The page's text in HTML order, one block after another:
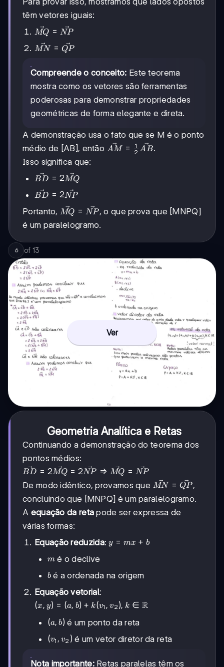
têm vetores iguais:
\vec{MQ}
\vec{NP}
MQ = NP
\vec{MN}
\vec{QP}
MN = QP
Compreende o conceito: Este teorema
mostra como os vetores são ferramentas
poderosas para demonstrar propriedades
geométricas de forma elegante e direta.
A demonstração usa o fato que se M é o ponto
médio de [AB], então \vec{AM} =
AM = 2
1 AB.
Isso significa que:
\vec{BD}
=
2\vec{MQ}
BD = 2MQ
\vec{BD}
2\vec{NP}
BD = 2NP
Portanto, \vec{MQ}
=
\vec{NP}
MQ = NP , o que prova que [MNPQ]
é um paralelogramo.
6 of 13
Ver
Geometria Analítica e Retas
Continuando a demonstração do teorema dos
pontos médios:
\vec{BD} =
2\vec{MQ}
=
2\vec{NP}
\Rightarrow
\vec{MQ}
= \vec{NP}
BD = 2MQ = 2NP ⇒ MQ = NP
De modo idêntico, provamos que \vec{MN}
=
\vec{QP}
MN = QP ,
concluindo que [MNPQ] é um paralelogramo.
A equação da reta pode ser expressa de
várias formas:
Equação reduzida:y
+
y = mx + b
m
mé o declive
b
bé a ordenada na origem
Equação vetorial:
(x,y) =
k(v_1,v_2),
k \in
\mathbb{R}
(x, y) = (a, b) + k(v1 , v2 ), k ∈ R
(a,b)
(a, b)é um ponto da reta
(v_1,v_2)
(v1 , v2 ) é um vetor diretor da reta
Nota importante:Retas paralelas têm os